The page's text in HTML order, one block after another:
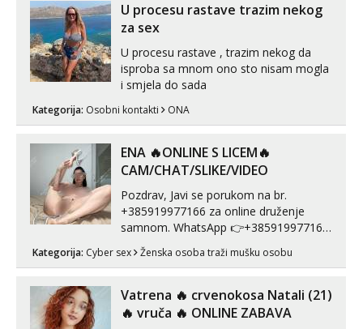
U procesu rastave trazim nekog
za sex
U procesu rastave , trazim nekog da
isproba sa mnom ono sto nisam mogla
i smjela do sada
Kategorija: Osobni kontakti ONA
ENA 🔥ONLINE S LICEM🔥
CAM/CHAT/SLIKE/VIDEO
Pozdrav, Javi se porukom na br.
+385919977166 za online druženje
samnom. WhatsApp 👉+385919977166
Telegram 👉@enafriedrichkis Radim
videopozive s licem, solo i s partnerom,
kombinacije halteri, haljine, štikle,
samostojeće itd. Nudim svakakva videa
Kategorija: Cyber sex Ženska osoba traži mušku osobu
Vatrena ‎️‍🔥 crvenokosa Natali (21)
‎️‍🔥 vruča‎ ️‍🔥 ONLINE ZABAVA